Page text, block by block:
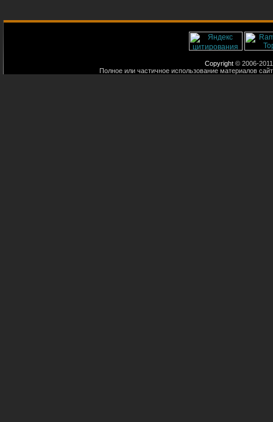
Copyright © 2006-
Полное или частичное использование материалов